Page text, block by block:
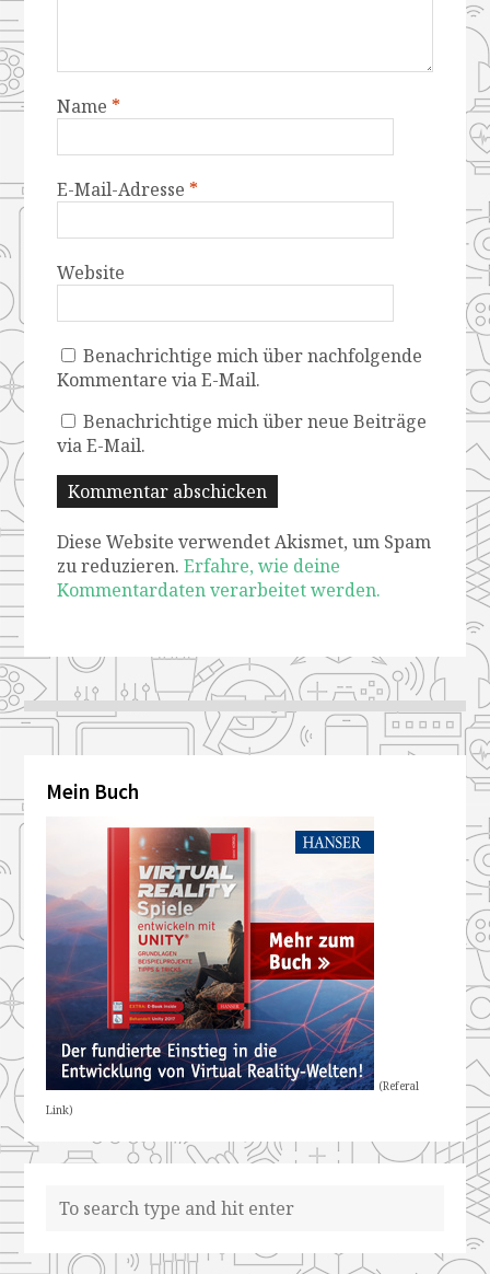
Name *
E-Mail-Adresse *
Website
Benachrichtige mich über nachfolgende
Kommentare via E-Mail.
Benachrichtige mich über neue Beiträge
via E-Mail.
Diese Website verwendet Akismet, um Spam
zu reduzieren.Erfahre, wie deine
Kommentardaten verarbeitet werden.
Mein Buch
(Referal
Link)